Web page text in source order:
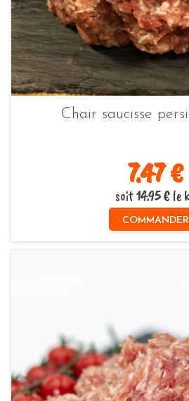
Chair saucisse
7.47 €
soit 14.95 € le
COMMANDER